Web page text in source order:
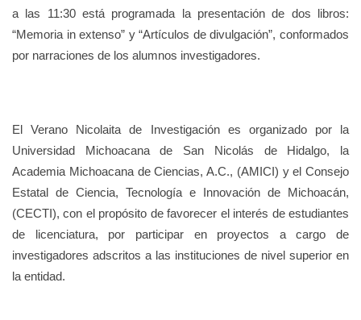
a las 11:30 está programada la presentación de dos libros:
“Memoria in extenso” y “Artículos de divulgación”, conformados
por narraciones de los alumnos investigadores.
El Verano Nicolaita de Investigación es organizado por la
Universidad Michoacana de San Nicolás de Hidalgo, la
Academia Michoacana de Ciencias, A.C., (AMICI) y el Consejo
Estatal de Ciencia, Tecnología e Innovación de Michoacán,
(CECTI), con el propósito de favorecer el interés de estudiantes
de licenciatura, por participar en proyectos a cargo de
investigadores adscritos a las instituciones de nivel superior en
la entidad.